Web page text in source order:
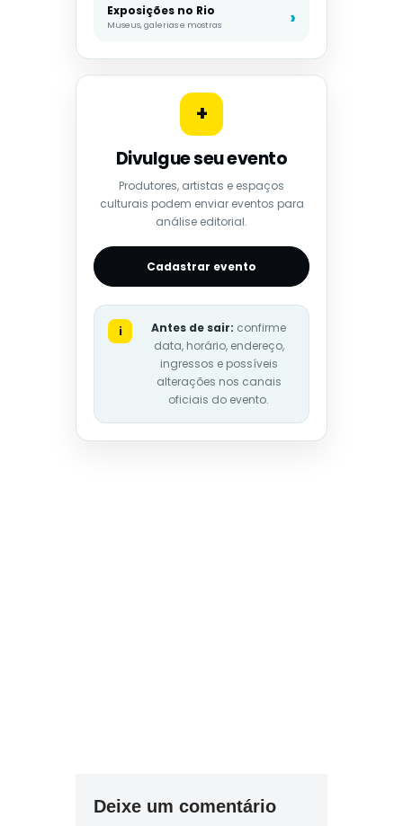
Exposições no Rio
Museus, galerias e mostras
+
Divulgue seu evento
Produtores, artistas e espaços
culturais podem enviar eventos para
análise editorial.
Cadastrar evento
i Antes de sair: confirme
data, horário, endereço,
ingressos e possíveis
alterações nos canais
oficiais do evento.
Deixe um comentário